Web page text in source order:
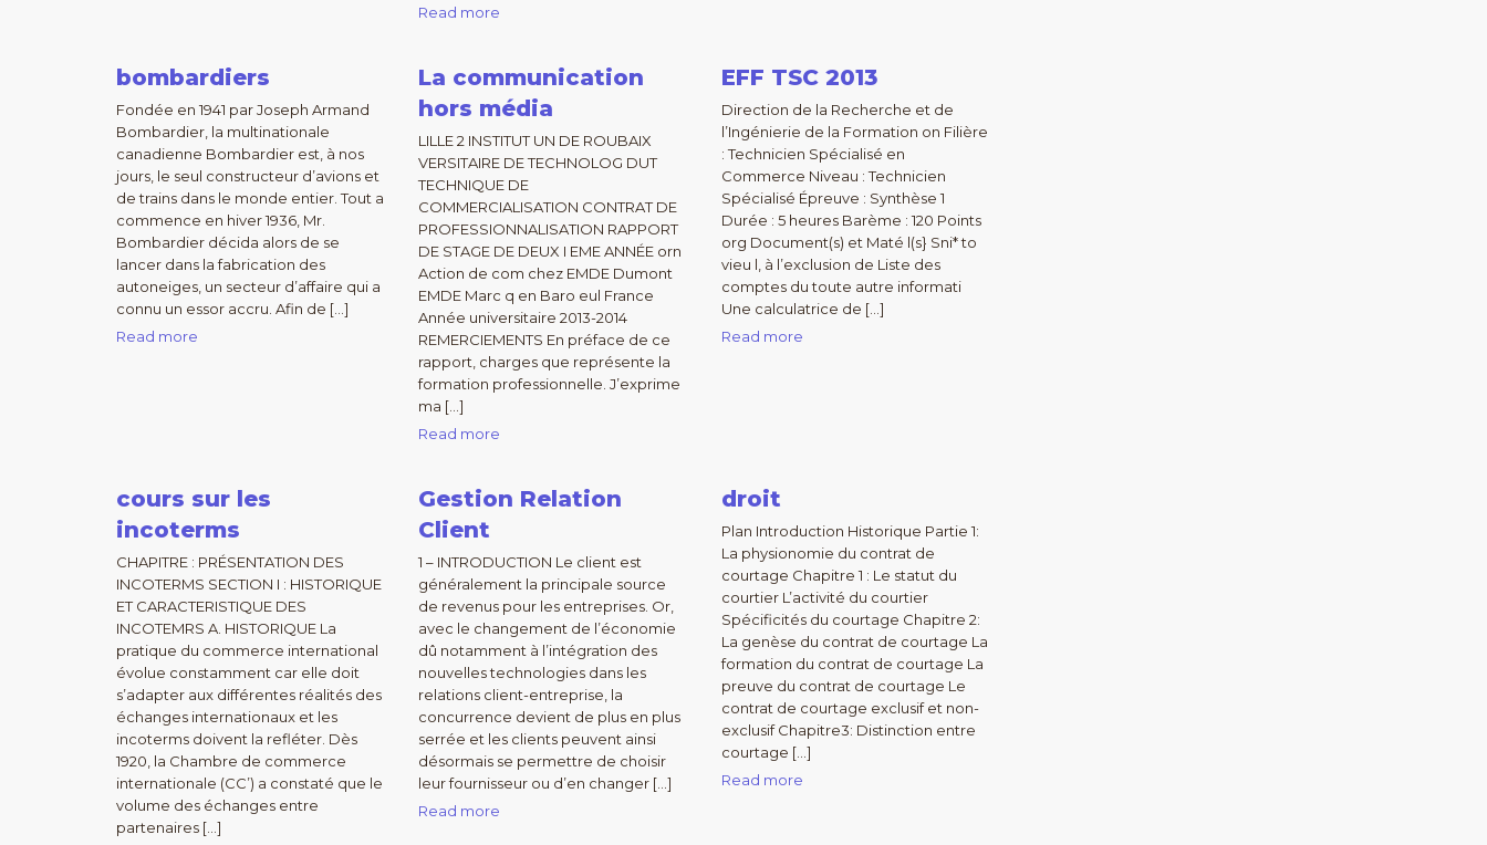
Read more
bombardiers
Fondée en 1941 par Joseph Armand
Bombardier, la multinationale
canadienne Bombardier est, à nos
jours, le seul constructeur d’avions et
de trains dans le monde entier. Tout a
commence en hiver 1936, Mr.
Bombardier décida alors de se
lancer dans la fabrication des
autoneiges, un secteur d’affaire qui a
connu un essor accru. Afin de […]
Read more
La communication
hors média
LILLE 2 INSTITUT UN DE ROUBAIX
VERSITAIRE DE TECHNOLOG DUT
TECHNIQUE DE
COMMERCIALISATION CONTRAT DE
PROFESSIONNALISATION RAPPORT
DE STAGE DE DEUX I EME ANNÉE orn
Action de com chez EMDE Dumont
EMDE Marc q en Baro eul France
Année universitaire 2013-2014
REMERCIEMENTS En préface de ce
rapport, charges que représente la
formation professionnelle. J’exprime
ma […]
Read more
EFF TSC 2013
Direction de la Recherche et de
l’Ingénierie de la Formation on Filière
: Technicien Spécialisé en
Commerce Niveau : Technicien
Spécialisé Épreuve : Synthèse 1
Durée : 5 heures Barème : 120 Points
org Document(s) et Maté l(s} Sni* to
vieu l, à l’exclusion de Liste des
comptes du toute autre informati
Une calculatrice de […]
Read more
cours sur les
incoterms
CHAPITRE : PRÉSENTATION DES
INCOTERMS SECTION I : HISTORIQUE
ET CARACTERISTIQUE DES
INCOTEMRS A. HISTORIQUE La
pratique du commerce international
évolue constamment car elle doit
s’adapter aux différentes réalités des
échanges internationaux et les
incoterms doivent la refléter. Dès
1920, la Chambre de commerce
internationale (CC’) a constaté que le
volume des échanges entre
partenaires […]
Gestion Relation
Client
1 – INTRODUCTION Le client est
généralement la principale source
de revenus pour les entreprises. Or,
avec le changement de l’économie
dû notamment à l’intégration des
nouvelles technologies dans les
relations client-entreprise, la
concurrence devient de plus en plus
serrée et les clients peuvent ainsi
désormais se permettre de choisir
leur fournisseur ou d’en changer […]
Read more
droit
Plan Introduction Historique Partie 1:
La physionomie du contrat de
courtage Chapitre 1 : Le statut du
courtier L’activité du courtier
Spécificités du courtage Chapitre 2:
La genèse du contrat de courtage La
formation du contrat de courtage La
preuve du contrat de courtage Le
contrat de courtage exclusif et non-
exclusif Chapitre3: Distinction entre
courtage […]
Read more